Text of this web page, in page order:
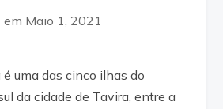
em Maio 1, 2021
uma das cinco ilhas do
da cidade de Tavira, entre a